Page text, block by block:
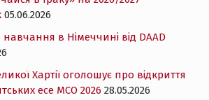
05.06.2026
навчання в Німеччині від DAAD
Хартії оголошує про відкриття
есе MCO 2026 28.05.2026